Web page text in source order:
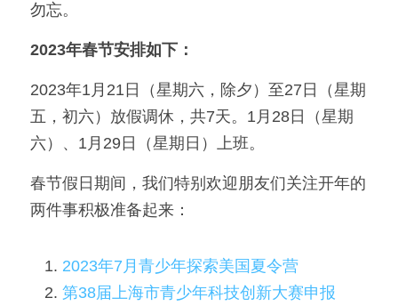
Waterloo School
日本高中留学
精品课程
法语学习
勿忘。
2023年春节安排如下：
2023年1月21日（星期六，除夕）至27日（星期
五，初六）放假调休，共7天。1月28日（星期
六）、1月29日（星期日）上班。
春节假日期间，我们特别欢迎朋友们关注开年的
两件事积极准备起来：
2023年7月青少年探索美国夏令营
第38届上海市青少年科技创新大赛申报